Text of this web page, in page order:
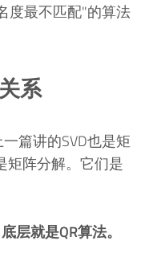
度最不匹配"的算法
系
篇讲的SVD也是矩
矩阵分解。它们是
层就是QR算法。